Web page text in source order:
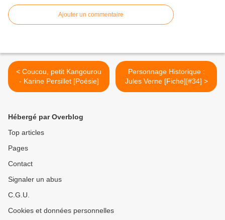
Ajouter un commentaire
< Coucou, petit Kangourou
- Karine Persillet [Poésie]
Personnage Historique :
Jules Verne [Fiche][#34] >
Hébergé par Overblog
Top articles
Pages
Contact
Signaler un abus
C.G.U.
Cookies et données personnelles